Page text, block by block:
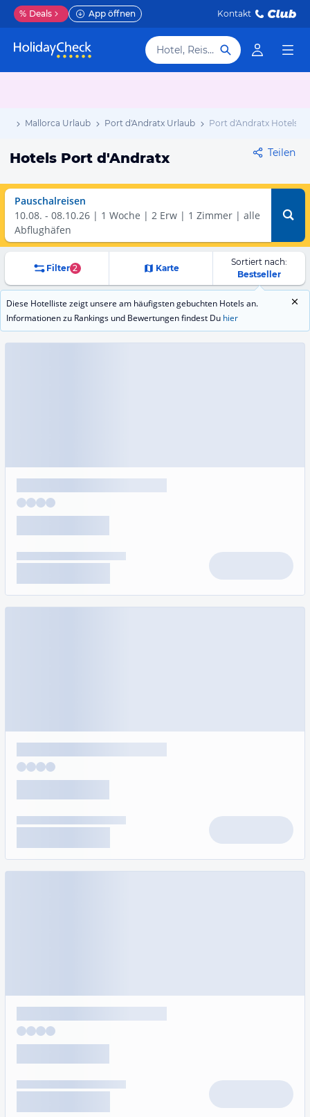
% Deals App öffnen Kontakt
Hotel, Reiseziel
Mallorca Urlaub Port d'Andratx Urlaub Port d'Andratx Hotels
Hotels Port d'Andratx Teilen
Pauschalreisen
10.08. - 08.10.26 1 Woche 2 Erw | 1 Zimmer
alle
Abflughäfen
Filter 2 Karte
Sortiert nach:
Bestseller
Diese Hotelliste zeigt unsere am häufigsten gebuchten Hotels an.
Informationen zu Rankings und Bewertungen findest Du hier